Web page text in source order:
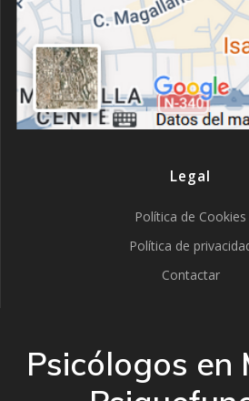
Legal
Política de Cookies
Política de
Contactar
Psicólogos en